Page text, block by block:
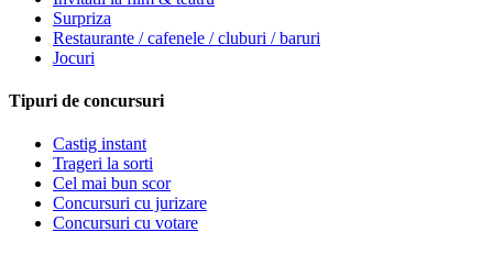
Surpriza
Restaurante / cafenele / cluburi / baruri
Jocuri
Tipuri de concursuri
Castig instant
Trageri la sorti
Cel mai bun scor
Concursuri cu jurizare
Concursuri cu votare